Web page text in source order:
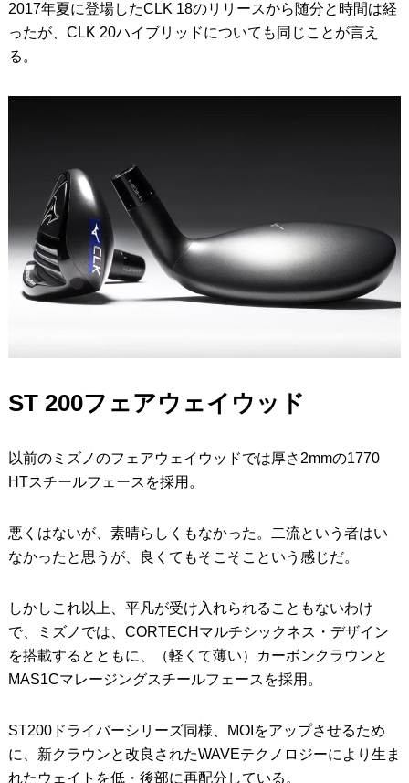
2017年夏に登場したCLK 18のリリースから随分と時間は経
ったが、CLK 20ハイブリッドについても同じことが言え
る。
ST 200フェアウェイウッド
以前のミズノのフェアウェイウッドでは厚さ2mmの1770
HTスチールフェースを採用。
悪くはないが、素晴らしくもなかった。二流という者はい
なかったと思うが、良くてもそこそこという感じだ。
しかしこれ以上、平凡が受け入れられることもないわけ
で、ミズノでは、CORTECHマルチシックネス・デザイン
を搭載するとともに、（軽くて薄い）カーボンクラウンと
MAS1Cマレージングスチールフェースを採用。
ST200ドライバーシリーズ同様、MOIをアップさせるため
に、新クラウンと改良されたWAVEテクノロジーにより生ま
れたウェイトを低・後部に再配分している。